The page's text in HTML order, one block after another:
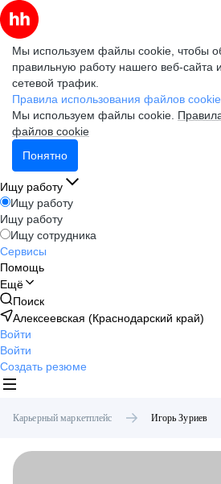
Мы используем файлы cookie, чтобы
правильную работу нашего веб-сайта
сетевой трафик.
Правила использования файлов cookie
Мы используем файлы cookie.
файлов cookie
Понятно
Ищу работу
Ищу работу
Ищу работу
Ищу сотрудника
Сервисы
Помощь
Ещё
Поиск
Алексеевская (Краснодарский край)
Войти
Войти
Создать резюме
Карьерный маркетплейс Игорь Зуриев